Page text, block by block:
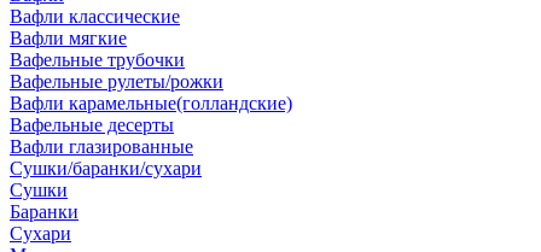
Вафли классические
Вафли мягкие
Вафельные трубочки
Вафельные рулеты/рожки
Вафли карамельные(голландские)
Вафельные десерты
Вафли глазированные
Сушки/баранки/сухари
Сушки
Баранки
Сухари